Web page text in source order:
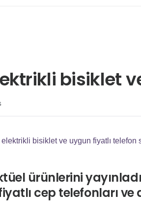
bisiklet
elektrikli bisiklet ve uygun fiyatlı telefon
ürünlerini
cep telefonları ve